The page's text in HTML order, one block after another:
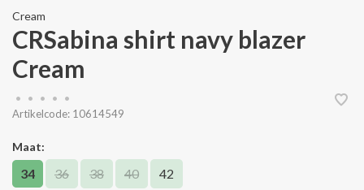
Cream
CRSabina shirt navy blazer
Cream
• • • •
•
Artikelcode: 10614549
Maat:
34 36 38 40 42